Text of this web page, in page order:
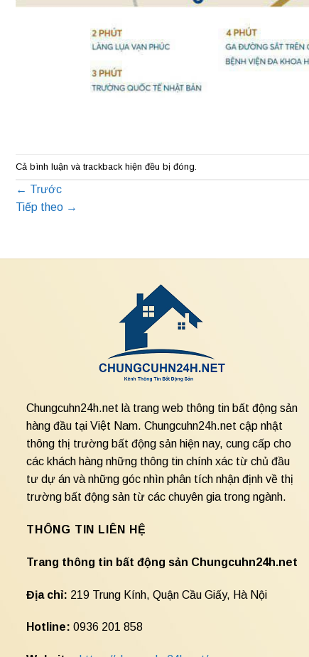
Cả bình luận và trackback hiện đều bị đóng.
←
Trước
Tiếp theo →
Chungcuhn24h.net là trang web thông tin bất động sản
hàng đầu tại Việt Nam. Chungcuhn24h.net cập nhật
thông thị trường bất động sản hiện nay, cung cấp cho
các khách hàng những thông tin chính xác từ chủ đầu
tư dự án và những góc nhìn phân tích nhận định về thị
trường bất động sản từ các chuyên gia trong ngành.
THÔNG TIN LIÊN HỆ
Trang thông tin bất động sản Chungcuhn24h.net
Địa chỉ: 219 Trung Kính, Quận Cầu Giấy, Hà Nội
Hotline: 0936 201 858